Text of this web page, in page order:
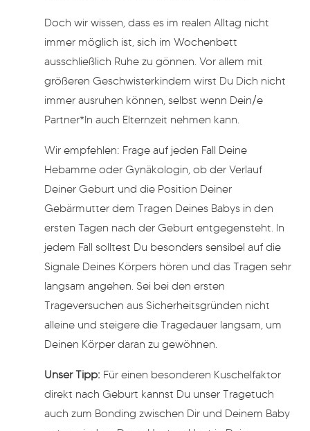
Doch wir wissen, dass es im realen Alltag nicht
immer möglich ist, sich im Wochenbett
ausschließlich Ruhe zu gönnen. Vor allem mit
größeren Geschwisterkindern wirst Du Dich nicht
immer ausruhen können, selbst wenn Dein/e
Partner*In auch Elternzeit nehmen kann.
Wir empfehlen: Frage auf jeden Fall Deine
Hebamme oder Gynäkologin, ob der Verlauf
Deiner Geburt und die Position Deiner
Gebärmutter dem Tragen Deines Babys in den
ersten Tagen nach der Geburt entgegensteht. In
jedem Fall solltest Du besonders sensibel auf die
Signale Deines Körpers hören und das Tragen sehr
langsam angehen. Sei bei den ersten
Trageversuchen aus Sicherheitsgründen nicht
alleine und steigere die Tragedauer langsam, um
Deinen Körper daran zu gewöhnen.
Unser Tipp: Für einen besonderen Kuschelfaktor
direkt nach Geburt kannst Du unser Tragetuch
auch zum Bonding zwischen Dir und Deinem Baby